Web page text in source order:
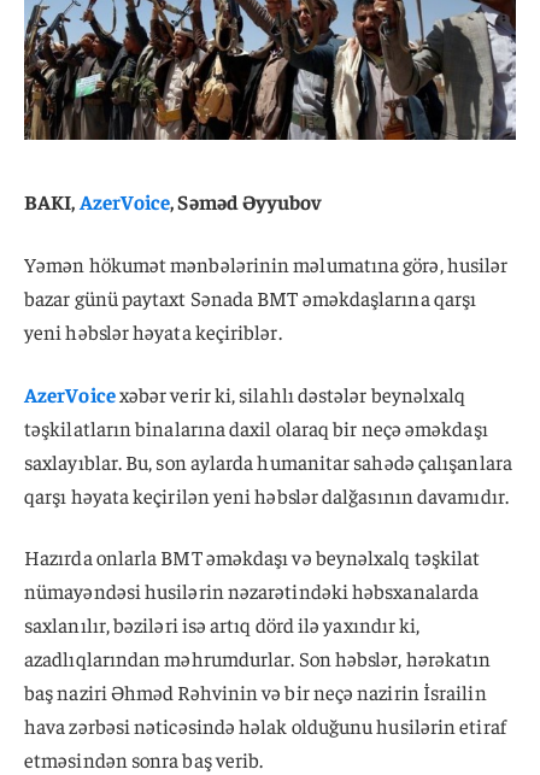
BAKI,AzerVoice, Səməd Əyyubov
Yəmən hökumət mənbələrinin məlumatına görə, husilər
bazar günü paytaxt Sənada BMT əməkdaşlarına qarşı
yeni həbslər həyata keçiriblər.
AzerVoicexəbər verir ki, silahlı dəstələr beynəlxalq
təşkilatların binalarına daxil olaraq bir neçə əməkdaşı
saxlayıblar. Bu, son aylarda humanitar sahədə çalışanlara
qarşı həyata keçirilən yeni həbslər dalğasının davamıdır.
Hazırda onlarla BMT əməkdaşı və beynəlxalq təşkilat
nümayəndəsi husilərin nəzarətindəki həbsxanalarda
saxlanılır, bəziləri isə artıq dörd ilə yaxındır ki,
azadlıqlarından məhrumdurlar. Son həbslər, hərəkatın
baş naziri Əhməd Rəhvinin və bir neçə nazirin İsrailin
hava zərbəsi nəticəsində həlak olduğunu husilərin etiraf
etməsindən sonra baş verib.